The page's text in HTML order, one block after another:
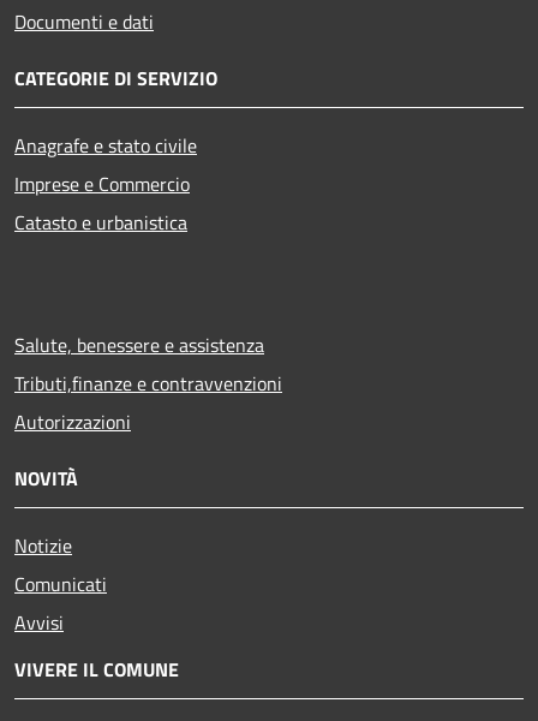
Documenti e dati
CATEGORIE DI SERVIZIO
Anagrafe e stato civile
Imprese e Commercio
Catasto e urbanistica
Salute, benessere e assistenza
Tributi,finanze e contravvenzioni
Autorizzazioni
NOVITÀ
Notizie
Comunicati
Avvisi
VIVERE IL COMUNE